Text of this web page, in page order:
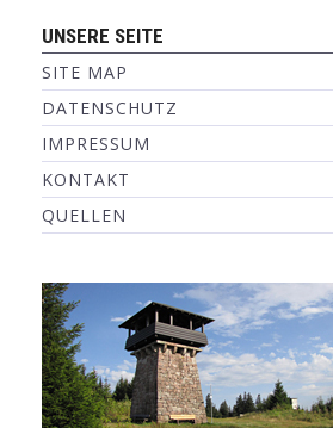
UNSERE SEITE
SITE MAP
DATENSCHUTZ
IMPRESSUM
KONTAKT
QUELLEN